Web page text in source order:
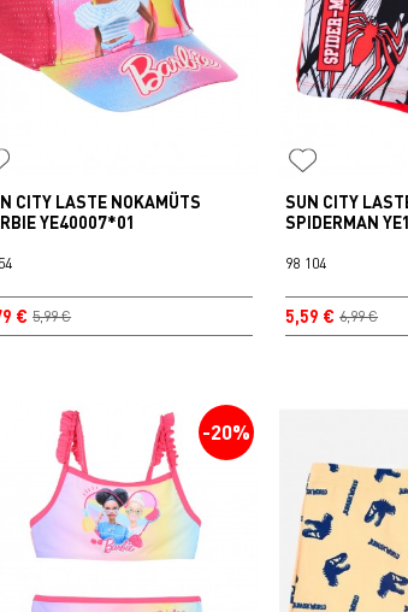
CITY LASTE NOKAMÜTS
YE40007*01
€ 5,99 €
54
SUN CITY
SPIDERMAN
5,59 € 6,99 €
98 104
-20%